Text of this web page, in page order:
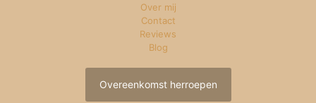
Over mij
Contact
Reviews
Blog
Overeenkomst herroepen